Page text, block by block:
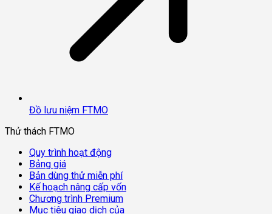
Đồ lưu niệm FTMO
Thử thách FTMO
Quy trình hoạt động
Bảng giá
Bản dùng thử miễn phí
Kế hoạch nâng cấp vốn
Chương trình Premium
Mục tiêu giao dịch của